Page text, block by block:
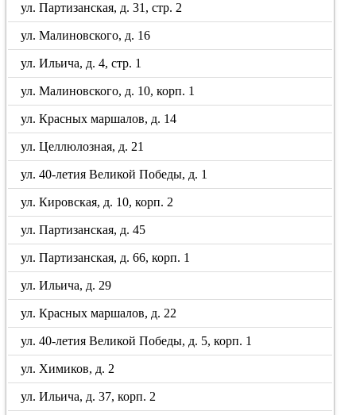
ул. Партизанская, д. 31, стр. 2
ул. Малиновского, д. 16
ул. Ильича, д. 4, стр. 1
ул. Малиновского, д. 10, корп. 1
ул. Красных маршалов, д. 14
ул. Целлюлозная, д. 21
ул. 40-летия Великой Победы, д. 1
ул. Кировская, д. 10, корп. 2
ул. Партизанская, д. 45
ул. Партизанская, д. 66, корп. 1
ул. Ильича, д. 29
ул. Красных маршалов, д. 22
ул. 40-летия Великой Победы, д. 5, корп. 1
ул. Химиков, д. 2
ул. Ильича, д. 37, корп. 2